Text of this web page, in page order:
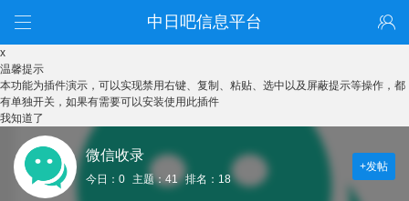
中日吧信息平台
x
温馨提示
本功能为插件演示，可以实现禁用右键、复制、粘贴、选中以及屏蔽提示等操作，都
有单独开关，如果有需要可以安装使用此插件
我知道了
微信收录
今日：0 主题：41 排名：18
+发帖